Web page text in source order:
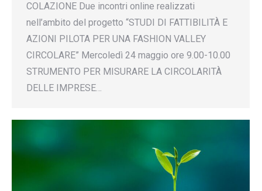
COLAZIONE Due incontri online realizzati
nell’ambito del progetto “STUDI DI FATTIBILITÀ E
AZIONI PILOTA PER UNA FASHION VALLEY
CIRCOLARE” Mercoledì 24 maggio ore 9.00-10.00
STRUMENTO PER MISURARE LA CIRCOLARITÀ
DELLE IMPRESE…